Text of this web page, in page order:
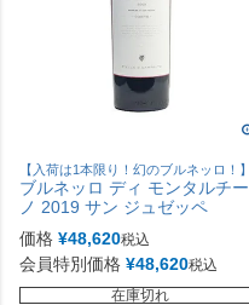
【入荷は1本限り！幻のブルネッロ！】
ブルネッロ ディ モンタルチー
ノ 2019 サン ジュゼッペ
価格 ¥48,620税込
会員特別価格 ¥48,620税込
在庫切れ